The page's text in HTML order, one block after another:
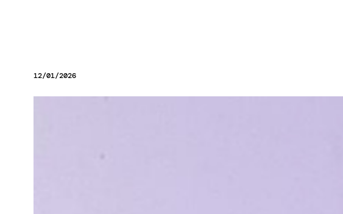
12/01/2026